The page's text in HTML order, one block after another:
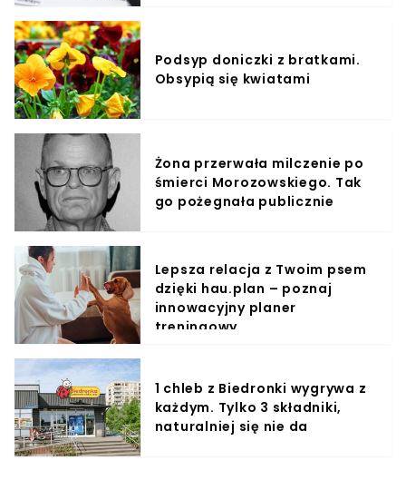
Podsyp doniczki z bratkami.
Obsypią się kwiatami
Żona przerwała milczenie po
śmierci Morozowskiego. Tak
go pożegnała publicznie
Lepsza relacja z Twoim psem
dzięki hau.plan – poznaj
innowacyjny planer
treningowy
1 chleb z Biedronki wygrywa z
każdym. Tylko 3 składniki,
naturalniej się nie da